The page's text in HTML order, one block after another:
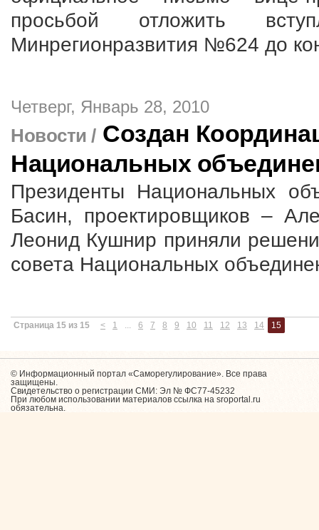
просьбой отложить
Минрегионразвития №624 до
Четверг, Январь 28, 2010
Новости / Создан
Национальных
Президенты Национальных
Басин, проектировщиков –
Леонид Кушнир приняли
совета Национальных
Страница 15 из 15 < 1 ... 6 7 8 9 10 11 12 13 14 15
© Информационный портал «Саморегулирование». Все права
защищены.
Свидетельство о регистрации СМИ: Эл № ФС77-45232
При любом использовании материалов ссылка на sroportal.ru
обязательна.